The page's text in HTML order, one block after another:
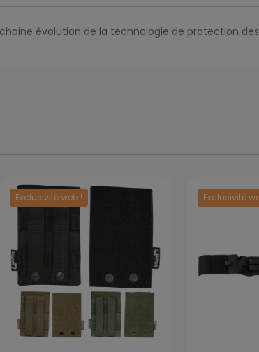
évolution de la technologie de protection
Exclusivité web ! Exclusivité